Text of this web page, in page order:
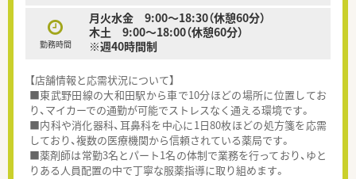
勤務時間
月火水金 9:00～18:30（休憩60分）
木土 9:00～18:00（休憩60分）
※週40時間制
【店舗情報と応需状況について】
■東武野田線の大和田駅から車で10分ほどの場所に位置してお
り、マイカーでの通勤が可能でストレスなく通える環境です。
■内科や消化器科、耳鼻科を中心に1日80枚ほどの処方箋を応需
しており、複数の医療機関から信頼されている薬局です。
■薬剤師は常勤3名とパート1名の体制で業務を行っており、ゆと
りある人員配置の中で丁寧な服薬指導に取り組めます。